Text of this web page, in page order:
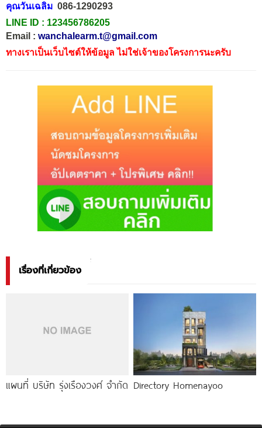
คุณวันเฉลิม 086-1290293
LINE ID : 123456786205
Email : wanchalearm.t@gmail.com
ทางเราเป็นเว็บไซต์ให้ข้อมูล ไม่ใช่เจ้าของโครงการนะครับ
เรื่องที่เกี่ยวข้อง
แผนที่ บริษัท รุ่งเรืองวงศ์ จำกัด Directory Homenayoo